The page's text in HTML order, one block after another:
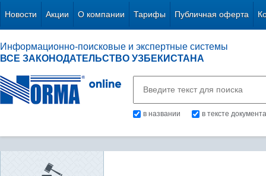
Новости Акции О компании Тарифы Публичная оферта
Информационно-поисковые и экспертные системы
ВСЕ ЗАКОНОДАТЕЛЬСТВО УЗБЕКИСТАНА
в названии в тексте документа